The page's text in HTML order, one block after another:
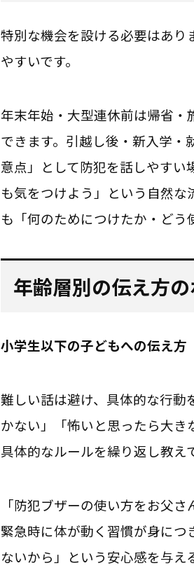
特別な機会を設ける必要はあり
やすいです。
年末年始・大型連休前は帰省
できます。引越し後・新入学
意点」として防犯を話しやすい
も気をつけよう」という自然
も「何のためにつけたか・どう
年齢層別の伝え方
小学生以下の子どもへの伝え方
難しい話は避け、具体的な行動
かない」「怖いと思ったら大
具体的なルールを繰り返し教え
「防犯ブザーの使い方をお父
緊急時に体が動く習慣が身につ
ないから」という安心感を与え